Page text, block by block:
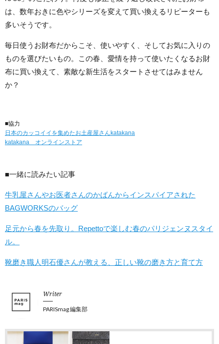
は、数年おきに色やシリーズを変えて買い換えるリピーターも
多いそうです。
毎日使うお財布だからこそ、使いやすく、そしてお気に入りの
ものを選びたいもの。この春、愛情を持って使いたくなるお財
布に買い換えて、素敵な新生活をスタートさせてはみません
か？
■協力
日本のカッコイイを集めたお土産屋さんkatakana
katakana オンラインストア
■一緒に読みたい記事
牛乳屋さんやお医者さんのかばんからインスパイアされた
BAGWORKSのバッグ
足元から春を先取り。Repettoで楽しむ春のパリジェンヌスタイ
ル。
靴磨き職人明石優さんが教える、正しい靴の磨き方と育て方
Writer
PARISmag 編集部